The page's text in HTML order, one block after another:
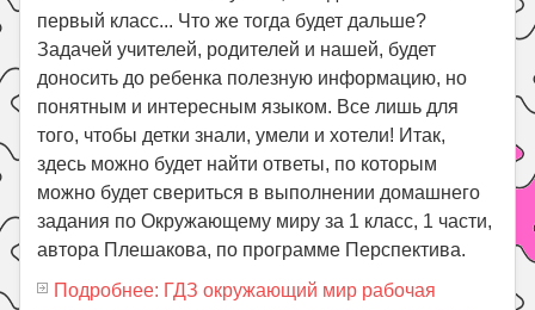
первый класс... Что же тогда будет дальше?
Задачей учителей, родителей и нашей, будет
доносить до ребенка полезную информацию, но
понятным и интересным языком. Все лишь для
того, чтобы детки знали, умели и хотели! Итак,
здесь можно будет найти ответы, по которым
можно будет свериться в выполнении домашнего
задания по Окружающему миру за 1 класс, 1 части,
автора Плешакова, по программе Перспектива.
Подробнее: ГДЗ окружающий мир рабочая